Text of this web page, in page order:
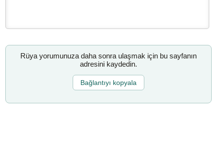
Rüya yorumunuza daha sonra ulaşmak için bu sayfanın
adresini kaydedin.
Bağlantıyı kopyala